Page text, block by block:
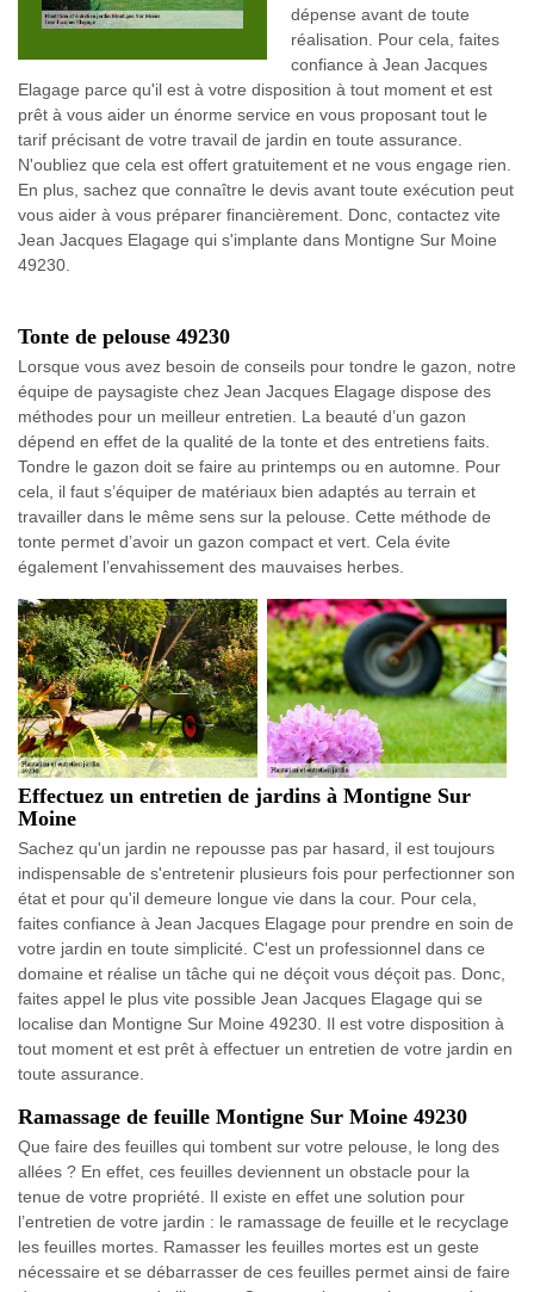
dépense avant de toute
réalisation. Pour cela, faites
confiance à Jean Jacques
Elagage parce qu'il est à votre disposition à tout moment et est
prêt à vous aider un énorme service en vous proposant tout le
tarif précisant de votre travail de jardin en toute assurance.
N'oubliez que cela est offert gratuitement et ne vous engage rien.
En plus, sachez que connaître le devis avant toute exécution peut
vous aider à vous préparer financièrement. Donc, contactez vite
Jean Jacques Elagage qui s'implante dans Montigne Sur Moine
49230.
Tonte de pelouse 49230
Lorsque vous avez besoin de conseils pour tondre le gazon, notre
équipe de paysagiste chez Jean Jacques Elagage dispose des
méthodes pour un meilleur entretien. La beauté d’un gazon
dépend en effet de la qualité de la tonte et des entretiens faits.
Tondre le gazon doit se faire au printemps ou en automne. Pour
cela, il faut s’équiper de matériaux bien adaptés au terrain et
travailler dans le même sens sur la pelouse. Cette méthode de
tonte permet d’avoir un gazon compact et vert. Cela évite
également l’envahissement des mauvaises herbes.
Effectuez un entretien de jardins à Montigne Sur
Moine
Sachez qu'un jardin ne repousse pas par hasard, il est toujours
indispensable de s'entretenir plusieurs fois pour perfectionner son
état et pour qu'il demeure longue vie dans la cour. Pour cela,
faites confiance à Jean Jacques Elagage pour prendre en soin de
votre jardin en toute simplicité. C'est un professionnel dans ce
domaine et réalise un tâche qui ne déçoit vous déçoit pas. Donc,
faites appel le plus vite possible Jean Jacques Elagage qui se
localise dan Montigne Sur Moine 49230. Il est votre disposition à
tout moment et est prêt à effectuer un entretien de votre jardin en
toute assurance.
Ramassage de feuille Montigne Sur Moine 49230
Que faire des feuilles qui tombent sur votre pelouse, le long des
allées ? En effet, ces feuilles deviennent un obstacle pour la
tenue de votre propriété. Il existe en effet une solution pour
l’entretien de votre jardin : le ramassage de feuille et le recyclage
les feuilles mortes. Ramasser les feuilles mortes est un geste
nécessaire et se débarrasser de ces feuilles permet ainsi de faire